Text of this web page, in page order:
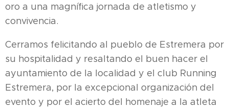
oro a una magnífica jornada de atletismo y
convivencia.
Cerramos felicitando al pueblo de Estremera por
su hospitalidad y resaltando el buen hacer el
ayuntamiento de la localidad y el club Running
Estremera, por la excepcional organización del
evento y por el acierto del homenaje a la atleta